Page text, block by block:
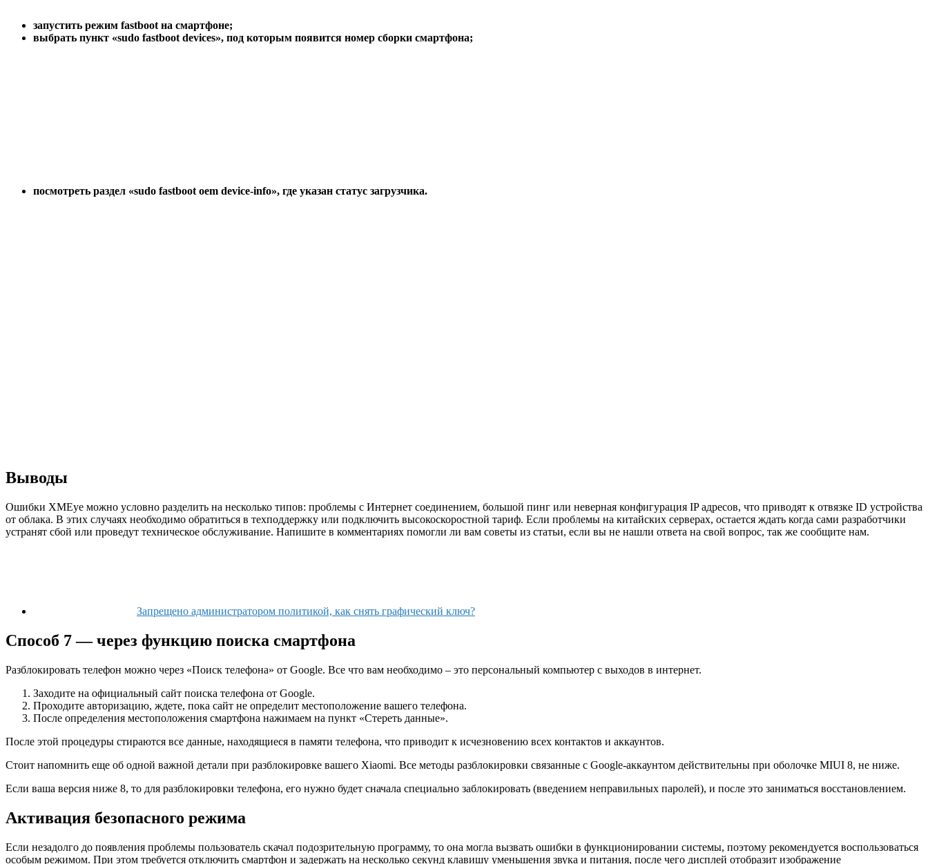
запустить режим fastboot на смартфоне;
выбрать пункт «sudo fastboot devices», под которым появится номер сборки смартфона;
посмотреть раздел «sudo fastboot oem device-info», где указан статус загрузчика.
Выводы
Ошибки XMEye можно условно разделить на несколько типов: проблемы с Интернет соединением, большой пинг или неверная конфигурация IP адресов, что приводят к отвязке ID устройства
от облака. В этих случаях необходимо обратиться в техподдержку или подключить высокоскоростной тариф. Если проблемы на китайских серверах, остается ждать когда сами разработчики
устранят сбой или проведут техническое обслуживание. Напишите в комментариях помогли ли вам советы из статьи, если вы не нашли ответа на свой вопрос, так же сообщите нам.
Запрещено администратором политикой, как снять графический ключ?
Способ 7 — через функцию поиска смартфона
Разблокировать телефон можно через «Поиск телефона» от Google. Все что вам необходимо – это персональный компьютер с выходов в интернет.
Заходите на официальный сайт поиска телефона от Google.
Проходите авторизацию, ждете, пока сайт не определит местоположение вашего телефона.
После определения местоположения смартфона нажимаем на пункт «Стереть данные».
После этой процедуры стираются все данные, находящиеся в памяти телефона, что приводит к исчезновению всех контактов и аккаунтов.
Стоит напомнить еще об одной важной детали при разблокировке вашего Xiaomi. Все методы разблокировки связанные с Google-аккаунтом действительны при оболочке MIUI 8, не ниже.
Если ваша версия ниже 8, то для разблокировки телефона, его нужно будет сначала специально заблокировать (введением неправильных паролей), и после это заниматься восстановлением.
Активация безопасного режима
Если незадолго до появления проблемы пользователь скачал подозрительную программу, то она могла вызвать ошибки в функционировании системы, поэтому рекомендуется воспользоваться
особым режимом. При этом требуется отключить смартфон и задержать на несколько секунд клавишу уменьшения звука и питания, после чего дисплей отобразит изображение